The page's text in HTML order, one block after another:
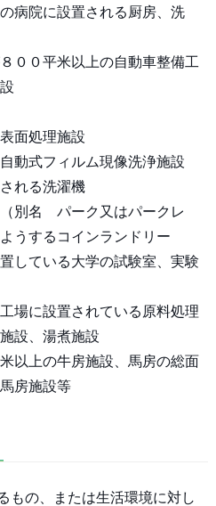
病院に設置される厨房、洗
００平米以上の自動車整備工
面処理施設
動式フィルム現像洗浄施設
れる洗濯機
別名 パーク又はパークレ
うするコインランドリー
している大学の試験室、実験
場に設置されている原料処理
設、湯煮施設
以上の牛房施設、馬房の総面
房施設等
もの、または生活環境に対し